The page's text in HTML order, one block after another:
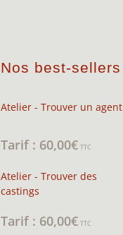
Nos best-sellers
Atelier - Trouver un agent
Note4.95sur 5
60,00€ TTC
Atelier - Trouver des
castings
Note4.94sur 5
60,00€ TTC